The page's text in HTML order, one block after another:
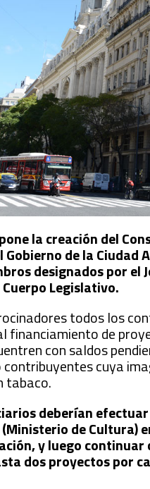
la creación del
de la Ciudad
designados por el
Legislativo.
todos los
financiamiento de
con saldos
contribuyentes cuya
tabaco.
deberían
de Cultura)
y luego
dos proyectos por